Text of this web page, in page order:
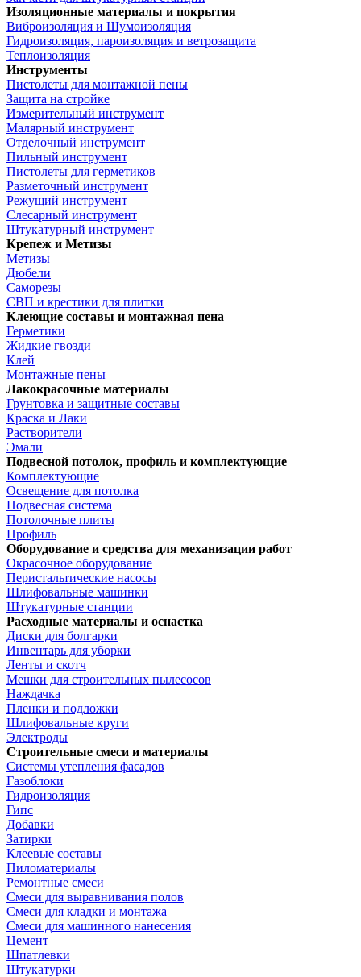
Изоляционные материалы и покрытия
Виброизоляция и Шумоизоляция
Гидроизоляция, пароизоляция и ветрозащита
Теплоизоляция
Инструменты
Пистолеты для монтажной пены
Защита на стройке
Измерительный инструмент
Малярный инструмент
Отделочный инструмент
Пильный инструмент
Пистолеты для герметиков
Разметочный инструмент
Режущий инструмент
Слесарный инструмент
Штукатурный инструмент
Крепеж и Метизы
Метизы
Дюбели
Саморезы
СВП и крестики для плитки
Клеющие составы и монтажная пена
Герметики
Жидкие гвозди
Клей
Монтажные пены
Лакокрасочные материалы
Грунтовка и защитные составы
Краска и Лаки
Растворители
Эмали
Подвесной потолок, профиль и комплектующие
Комплектующие
Освещение для потолка
Подвесная система
Потолочные плиты
Профиль
Оборудование и средства для механизации работ
Окрасочное оборудование
Перистальтические насосы
Шлифовальные машинки
Штукатурные станции
Расходные материалы и оснастка
Диски для болгарки
Инвентарь для уборки
Ленты и скотч
Мешки для строительных пылесосов
Наждачка
Пленки и подложки
Шлифовальные круги
Электроды
Строительные смеси и материалы
Системы утепления фасадов
Газоблоки
Гидроизоляция
Гипс
Добавки
Затирки
Клеевые составы
Пиломатериалы
Ремонтные смеси
Смеси для выравнивания полов
Смеси для кладки и монтажа
Смеси для машинного нанесения
Цемент
Шпатлевки
Штукатурки